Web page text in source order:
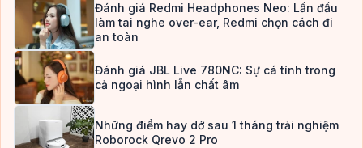
Đánh giá Redmi Headphones Neo: Lần đầu
làm tai nghe over-ear, Redmi chọn cách đi
an toàn
Đánh giá JBL Live 780NC: Sự cá tính trong
cả ngoại hình lẫn chất âm
Những điểm hay dở sau 1 tháng trải nghiệm
Roborock Qrevo 2 Pro